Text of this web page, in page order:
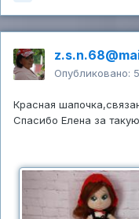
Опубликовано:
Красная
Спасибо Елена за